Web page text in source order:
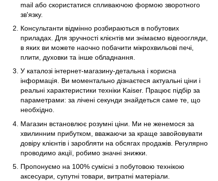
mail або скористатися спливаючою формою зворотного
зв'язку.
Консультанти відмінно розбираються в побутових
приладах. Для зручності клієнтів ми знімаємо відеоогляди,
в яких ви можете наочно побачити мікрохвильові печі,
плити, духовки та інше обладнання.
У каталозі інтернет-магазину-детальна і корисна
інформація. Ви моментально дізнаєтеся актуальні ціни і
реальні характеристики техніки Kaiser. Працює підбір за
параметрами: за лічені секунди знайдеться саме те, що
необхідно.
Магазин встановлює розумні ціни. Ми не женемося за
хвилинним прибутком, вважаючи за краще завойовувати
довіру клієнтів і заробляти на обсягах продажів. Регулярно
проводимо акції, робимо значні знижки.
Пропонуємо на 100% сумісні з побутовою технікою
аксесуари, супутні товари, витратні матеріали.